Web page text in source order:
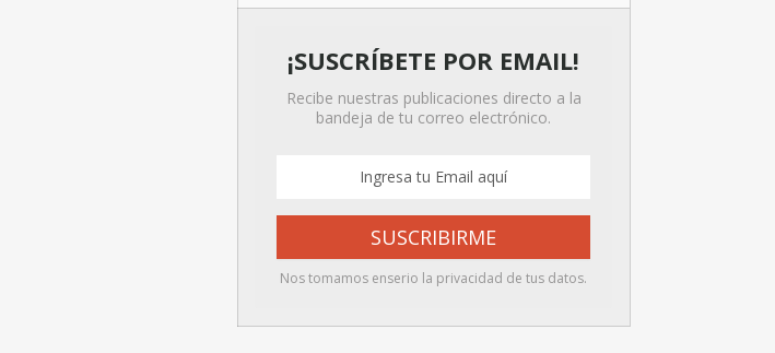
¡SUSCRÍBETE POR EMAIL!
Recibe nuestras publicaciones directo a la
bandeja de tu correo electrónico.
Nos tomamos enserio la privacidad de tus datos.